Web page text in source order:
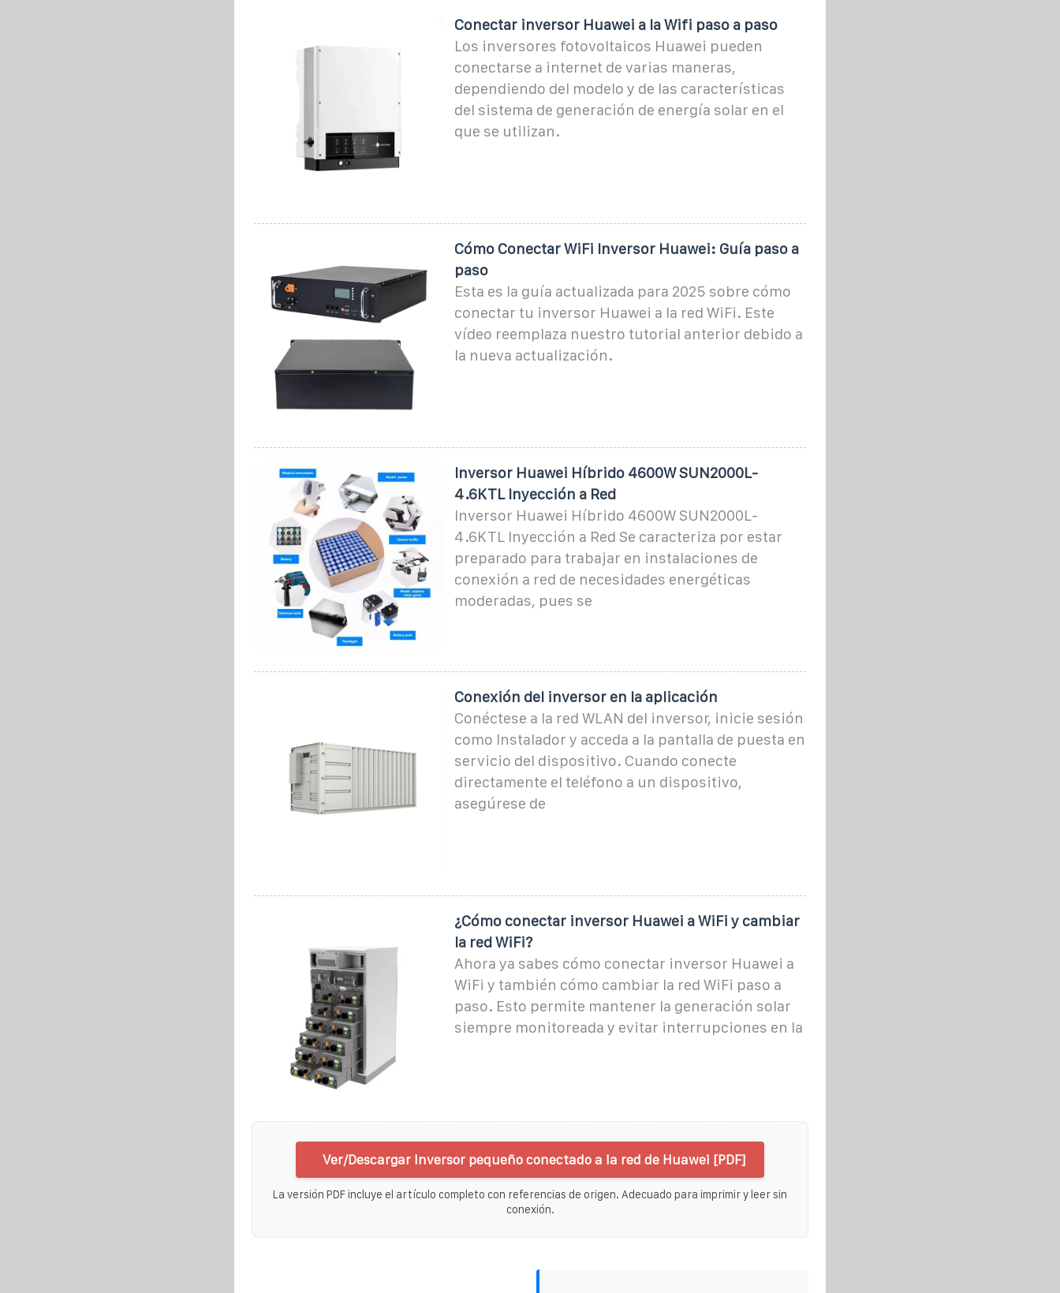
Conectar inversor Huawei a la Wifi paso a paso
Los inversores fotovoltaicos Huawei pueden
conectarse a internet de varias maneras,
dependiendo del modelo y de las características
del sistema de generación de energía solar en el
que se utilizan.
Cómo Conectar WiFi Inversor Huawei: Guía paso a
paso
Esta es la guía actualizada para 2025 sobre cómo
conectar tu inversor Huawei a la red WiFi. Este
vídeo reemplaza nuestro tutorial anterior debido a
la nueva actualización.
Inversor Huawei Híbrido 4600W SUN2000L-
4.6KTL Inyección a Red
Inversor Huawei Híbrido 4600W SUN2000L-
4.6KTL Inyección a Red Se caracteriza por estar
preparado para trabajar en instalaciones de
conexión a red de necesidades energéticas
moderadas, pues se
Conexión del inversor en la aplicación
Conéctese a la red WLAN del inversor, inicie sesión
como Instalador y acceda a la pantalla de puesta en
servicio del dispositivo. Cuando conecte
directamente el teléfono a un dispositivo,
asegúrese de
¿Cómo conectar inversor Huawei a WiFi y cambiar
la red WiFi?
Ahora ya sabes cómo conectar inversor Huawei a
WiFi y también cómo cambiar la red WiFi paso a
paso. Esto permite mantener la generación solar
siempre monitoreada y evitar interrupciones en la
Ver/Descargar Inversor pequeño conectado a la red de Huawei [PDF]
La versión PDF incluye el artículo completo con referencias de origen. Adecuado para imprimir y leer sin
conexión.